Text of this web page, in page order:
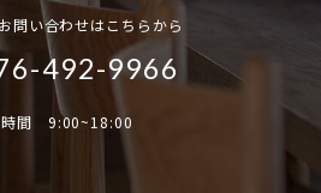
問い合わせはこちらから
492-9966
時間 9:00~18:00